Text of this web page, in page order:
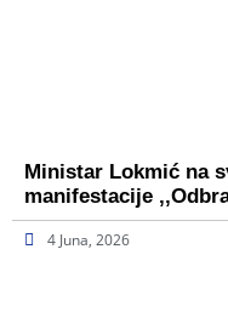
Ministar Lokmić na
manifestacije
4 Juna, 2026